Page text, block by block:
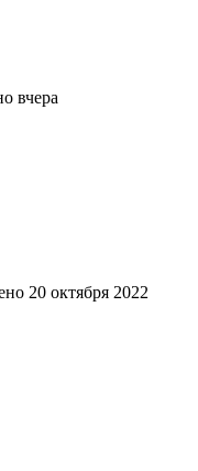
вчера
20 октября 2022